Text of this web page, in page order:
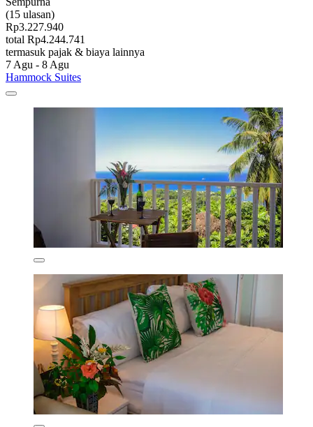
(15 ulasan)
Rp3.227.940
total Rp4.244.741
termasuk pajak & biaya lainnya
7 Agu - 8 Agu
Hammock Suites